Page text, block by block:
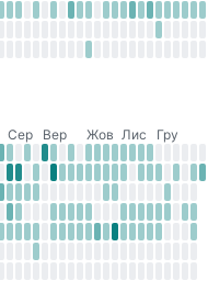
Сер Вер Жов Лис
Гру